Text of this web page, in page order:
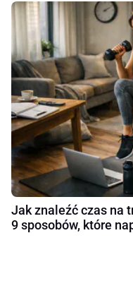
Jak znaleźć czas na
9 sposobów, które